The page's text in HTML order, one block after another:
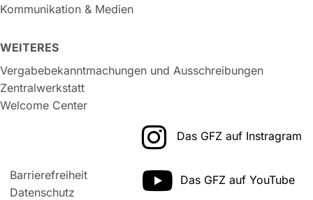
Kommunikation & Medien
WEITERES
Vergabebekanntmachungen und Ausschreibungen
Zentralwerkstatt
Welcome Center
Barrierefreiheit
Datenschutz
Das GFZ auf Instragram
Das GFZ auf YouTube